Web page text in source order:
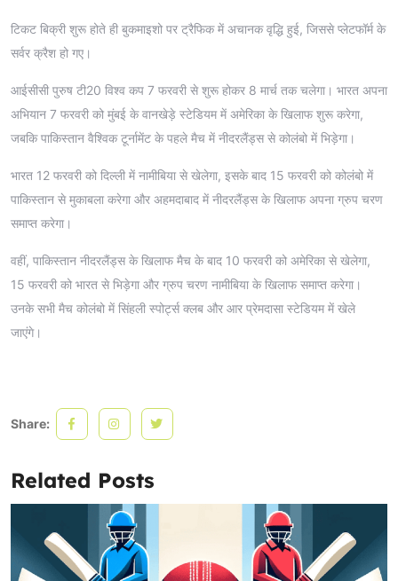
टिकट बिक्री शुरू होते ही बुकमाइशो पर ट्रैफिक में अचानक वृद्धि हुई, जिससे प्लेटफॉर्म के
सर्वर क्रैश हो गए।
आईसीसी पुरुष टी20 विश्व कप 7 फरवरी से शुरू होकर 8 मार्च तक चलेगा। भारत अपना
अभियान 7 फरवरी को मुंबई के वानखेड़े स्टेडियम में अमेरिका के खिलाफ शुरू करेगा,
जबकि पाकिस्तान वैश्विक टूर्नामेंट के पहले मैच में नीदरलैंड्स से कोलंबो में भिड़ेगा।
भारत 12 फरवरी को दिल्ली में नामीबिया से खेलेगा, इसके बाद 15 फरवरी को कोलंबो में
पाकिस्तान से मुकाबला करेगा और अहमदाबाद में नीदरलैंड्स के खिलाफ अपना ग्रुप चरण
समाप्त करेगा।
वहीं, पाकिस्तान नीदरलैंड्स के खिलाफ मैच के बाद 10 फरवरी को अमेरिका से खेलेगा,
15 फरवरी को भारत से भिड़ेगा और ग्रुप चरण नामीबिया के खिलाफ समाप्त करेगा।
उनके सभी मैच कोलंबो में सिंहली स्पोर्ट्स क्लब और आर प्रेमदासा स्टेडियम में खेले
जाएंगे।
Share:
Related Posts